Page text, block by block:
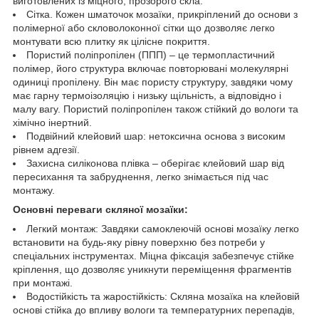
Сітка. Кожен шматочок мозаїки, прикріплений до основи з
полімерної або скловолоконної сітки що дозволяє легко
монтувати всю плитку як цілісне покриття.
Пористий поліпропілен (ППП) – це термопластичний
полімер, його структура включає повторювані молекулярні
одиниці пропілену. Він має пористу структуру, завдяки чому
має гарну термоізоляцію і низьку щільність, а відповідно і
малу вагу. Пористий поліпропілен також стійкий до вологи та
хімічно інертний.
Подвійний клейовий шар: нетоксична основа з високим
рівнем адгезії.
Захисна силіконова плівка – оберігає клейовий шар від
пересихання та забруднення, легко знімається під час
монтажу.
Основні переваги скляної мозаїки:
Легкий монтаж: Завдяки самоклеючій основі мозаїку легко
встановити на будь-яку рівну поверхню без потреби у
спеціальних інструментах. Міцна фіксація забезпечує стійке
кріплення, що дозволяє уникнути переміщення фрагментів
при монтажі.
Водостійкість та жаростійкість: Скляна мозаїка на клейовій
основі стійка до впливу вологи та температурних перепадів,